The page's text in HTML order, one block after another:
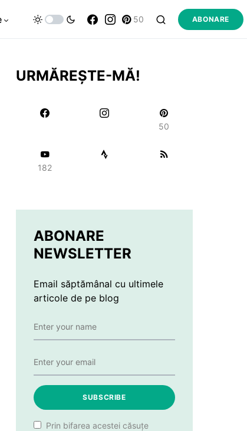
50 ABONARE
URMĂREȘTE-MĂ!
50
182
ABONARE
NEWSLETTER
Email săptămânal cu ultimele
articole de pe blog
SUBSCRIBE
Prin bifarea acestei căsuțe